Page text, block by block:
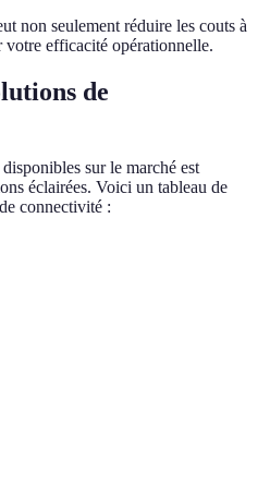
non seulement réduire les couts à
votre efficacité opérationnelle.
de
sur le marché est
éclairées. Voici un tableau de
connectivité :